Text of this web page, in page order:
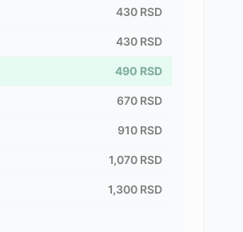
430 RSD
430 RSD
490 RSD
670 RSD
910 RSD
1,070 RSD
1,300 RSD